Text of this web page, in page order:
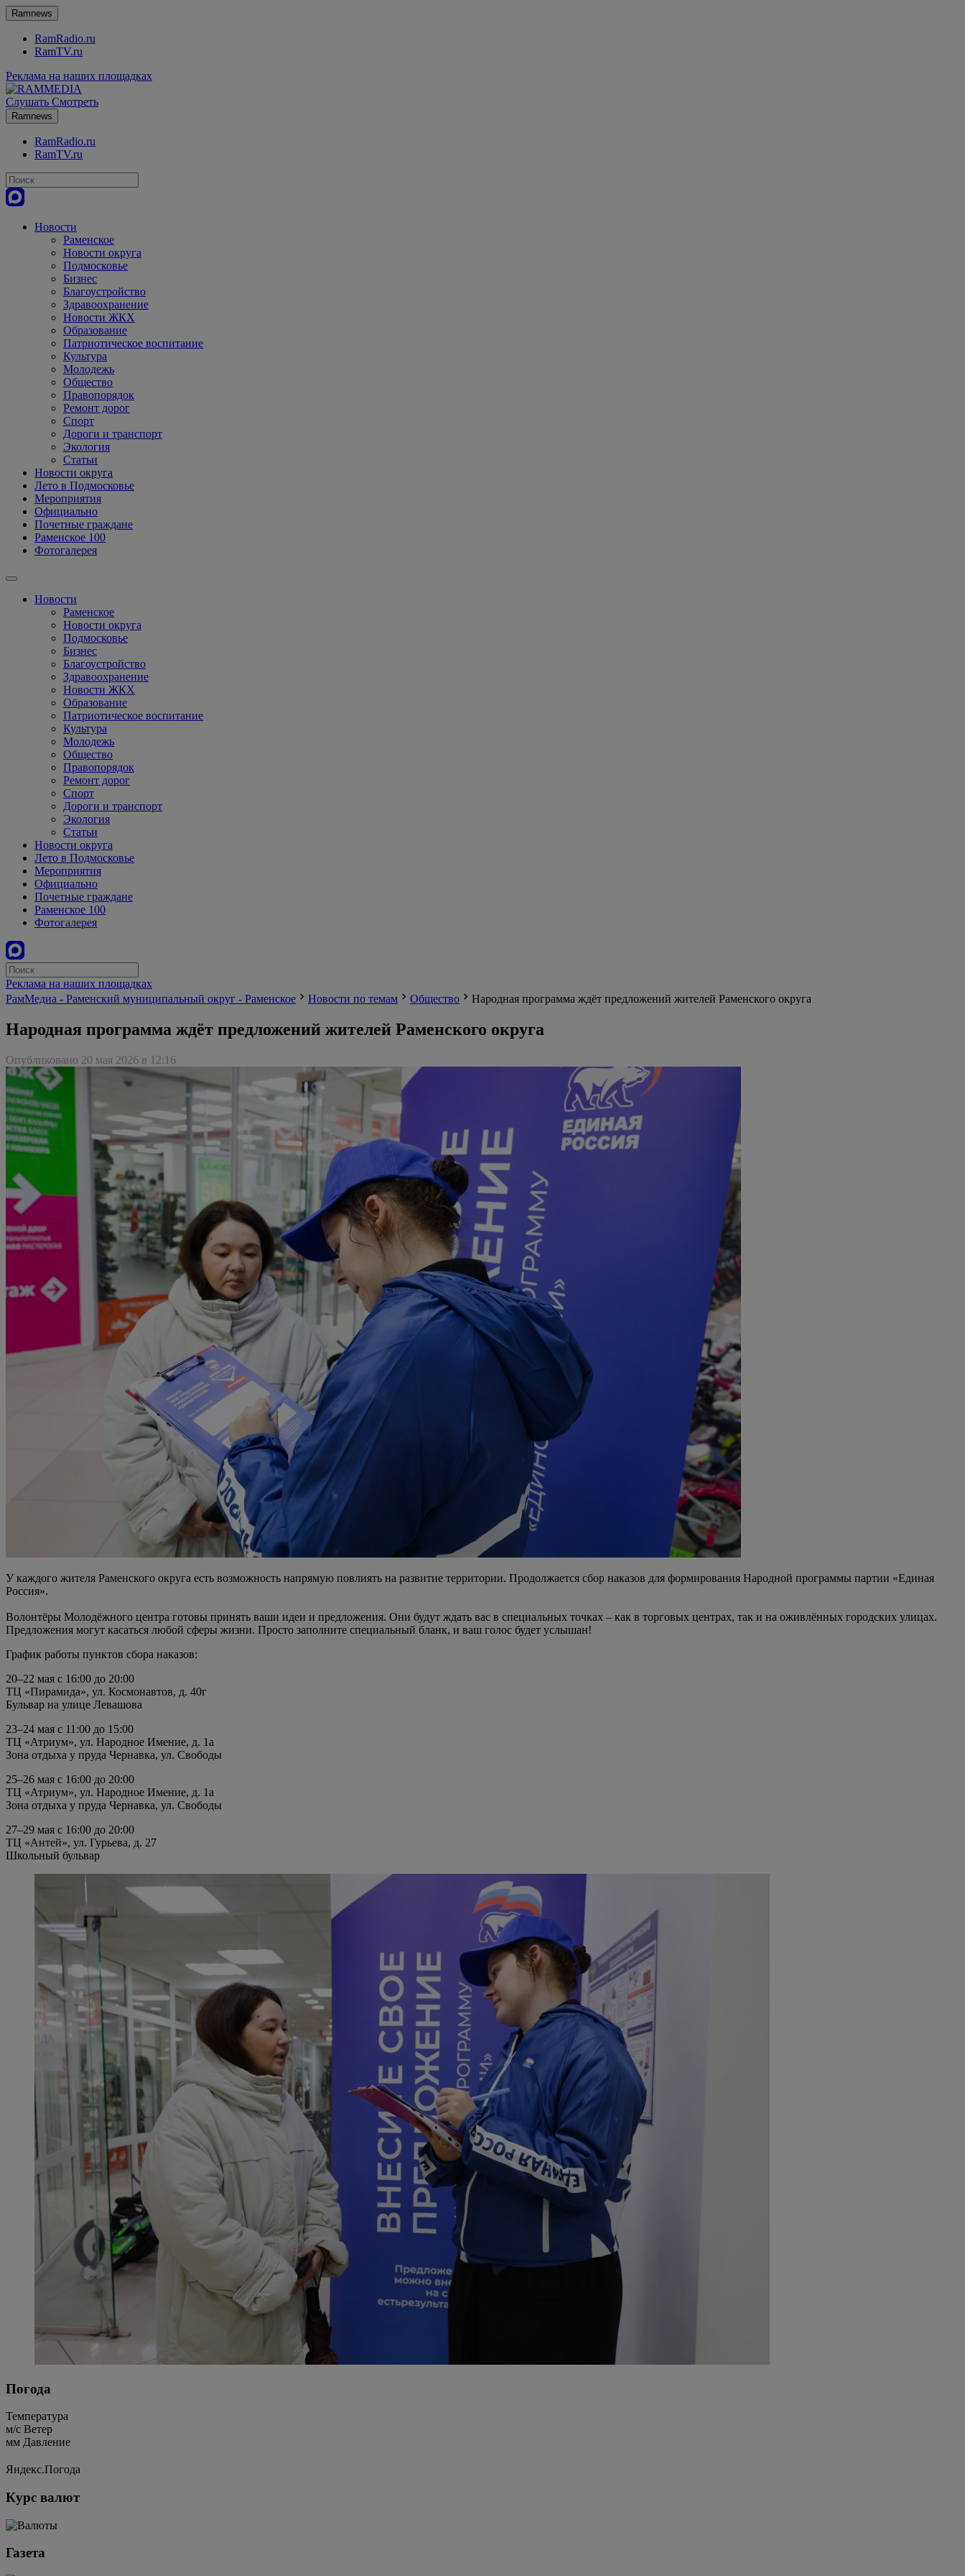
Ramnews
RamRadio.ru
RamTV.ru
Реклама на наших площадках
Слушать Смотреть
Ramnews
RamRadio.ru
RamTV.ru
Новости
Раменское
Новости округа
Подмосковье
Бизнес
Благоустройство
Здравоохранение
Новости ЖКХ
Образование
Патриотическое воспитание
Культура
Молодежь
Общество
Правопорядок
Ремонт дорог
Спорт
Дороги и транспорт
Экология
Статьи
Новости округа
Лето в Подмосковье
Мероприятия
Официально
Почетные граждане
Раменское 100
Фотогалерея
Новости
Раменское
Новости округа
Подмосковье
Бизнес
Благоустройство
Здравоохранение
Новости ЖКХ
Образование
Патриотическое воспитание
Культура
Молодежь
Общество
Правопорядок
Ремонт дорог
Спорт
Дороги и транспорт
Экология
Статьи
Новости округа
Лето в Подмосковье
Мероприятия
Официально
Почетные граждане
Раменское 100
Фотогалерея
Реклама на наших площадках
РамМедиа - Раменский муниципальный округ - Раменское
Новости по темам Общество Народная программа ждёт предложений жителей Раменского округа
Народная программа ждёт предложений жителей Раменского округа
Опубликовано 20 мая 2026 в 12:16
У каждого жителя Раменского округа есть возможность напрямую повлиять на развитие территории. Продолжается сбор наказов для формирования Народной программы партии «Единая
Россия».
Волонтёры Молодёжного центра готовы принять ваши идеи и предложения. Они будут ждать вас в специальных точках – как в торговых центрах, так и на оживлённых городских улицах.
Предложения могут касаться любой сферы жизни. Просто заполните специальный бланк, и ваш голос будет услышан!
График работы пунктов сбора наказов:
20–22 мая с 16:00 до 20:00
ТЦ «Пирамида», ул. Космонавтов, д. 40г
Бульвар на улице Левашова
23–24 мая с 11:00 до 15:00
ТЦ «Атриум», ул. Народное Имение, д. 1а
Зона отдыха у пруда Чернавка, ул. Свободы
25–26 мая с 16:00 до 20:00
ТЦ «Атриум», ул. Народное Имение, д. 1а
Зона отдыха у пруда Чернавка, ул. Свободы
27–29 мая с 16:00 до 20:00
ТЦ «Антей», ул. Гурьева, д. 27
Школьный бульвар
Погода
Температура
м/c Ветер
мм Давление
Яндекс.Погода
Курс валют
Газета